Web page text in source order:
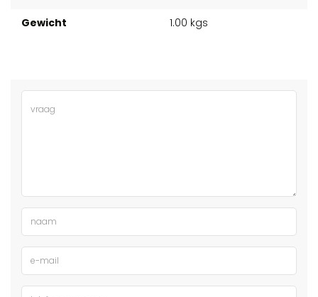
Gewicht
1.00 kgs